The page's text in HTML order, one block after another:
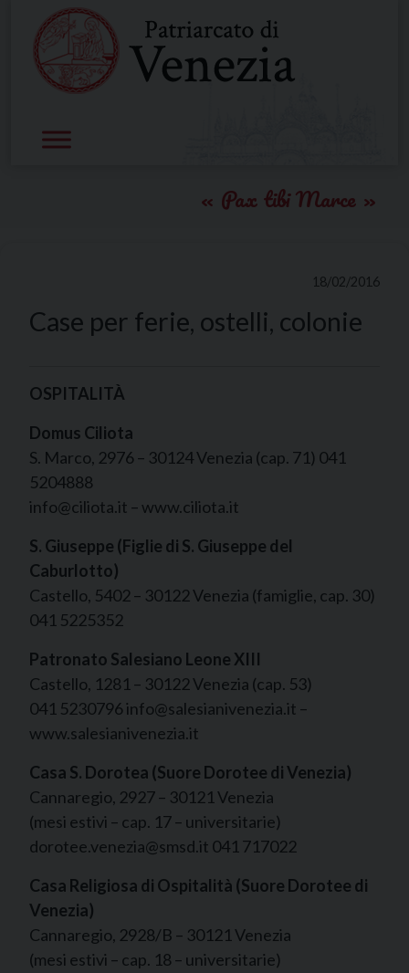
content
Pax tibi Marce
18/02/2016
Case per ferie, ostelli, colonie
OSPITALITÀ
Domus Ciliota
S. Marco, 2976 – 30124 Venezia (cap. 71) 041
5204888
info@ciliota.it – www.ciliota.it
S. Giuseppe (Figlie di S. Giuseppe del
Caburlotto)
Castello, 5402 – 30122 Venezia (famiglie, cap. 30)
041 5225352
Patronato Salesiano Leone XIII
Castello, 1281 – 30122 Venezia (cap. 53)
041 5230796 info@salesianivenezia.it –
www.salesianivenezia.it
Casa S. Dorotea (Suore Dorotee di Venezia)
Cannaregio, 2927 – 30121 Venezia
(mesi estivi – cap. 17 – universitarie)
dorotee.venezia@smsd.it 041 717022
Casa Religiosa di Ospitalità (Suore Dorotee di
Venezia)
Cannaregio, 2928/B – 30121 Venezia
(mesi estivi – cap. 18 – universitarie)